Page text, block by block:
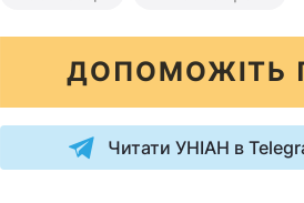
ДОПОМОЖІТЬ
Читати УНІАН в